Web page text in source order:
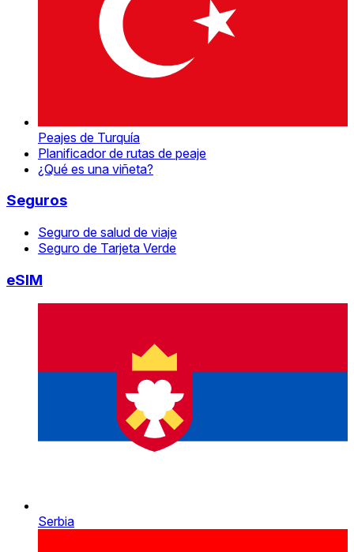
Peajes de Turquía
Planificador de rutas de peaje
¿Qué es una viñeta?
Seguros
Seguro de salud de viaje
Seguro de Tarjeta Verde
eSIM
Serbia